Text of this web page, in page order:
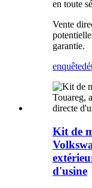
en toute
Vente
garantie.
enquête
Kit de
d'usine